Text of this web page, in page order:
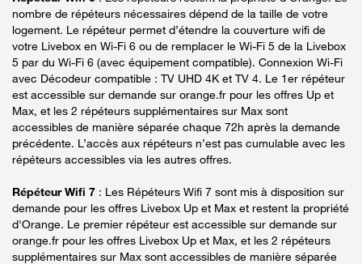
nombre de répéteurs nécessaires dépend de la taille de votre
logement. Le répéteur permet d’étendre la couverture wifi de
votre Livebox en Wi-Fi 6 ou de remplacer le Wi-Fi 5 de la Livebox
5 par du Wi-Fi 6 (avec équipement compatible). Connexion Wi-Fi
avec Décodeur compatible : TV UHD 4K et TV 4. Le 1er répéteur
est accessible sur demande sur orange.fr pour les offres Up et
Max, et les 2 répéteurs supplémentaires sur Max sont
accessibles de manière séparée chaque 72h après la demande
précédente. L’accès aux répéteurs n’est pas cumulable avec les
répéteurs accessibles via les autres offres.
Répéteur Wifi 7 : Les Répéteurs Wifi 7 sont mis à disposition sur
demande pour les offres Livebox Up et Max et restent la propriété
d'Orange. Le premier répéteur est accessible sur demande sur
orange.fr pour les offres Livebox Up et Max, et les 2 répéteurs
supplémentaires sur Max sont accessibles de manière séparée